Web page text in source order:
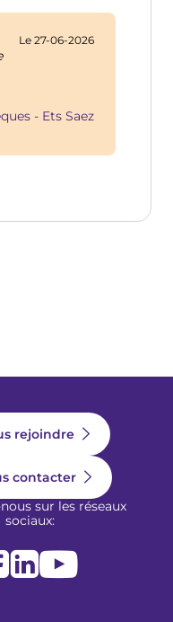
Le 27-06-2026
- Ets Saez
rejoindre
contacter
sur les réseaux
sociaux: